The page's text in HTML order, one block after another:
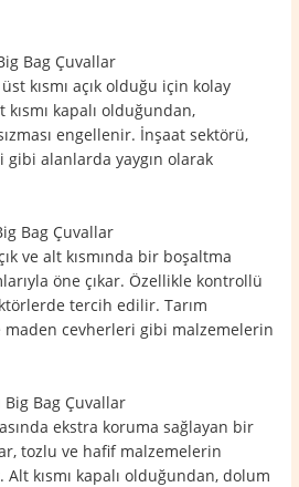
Bag Çuvallar
kısmı açık olduğu için kolay
kapalı olduğundan,
engellenir. İnşaat sektörü,
gibi alanlarda yaygın olarak
Bag Çuvallar
ve alt kısmında bir boşaltma
öne çıkar. Özellikle kontrollü
tercih edilir. Tarım
cevherleri gibi malzemelerin
Big Bag Çuvallar
ekstra koruma sağlayan bir
tozlu ve hafif malzemelerin
Alt kısmı kapalı olduğundan, dolum